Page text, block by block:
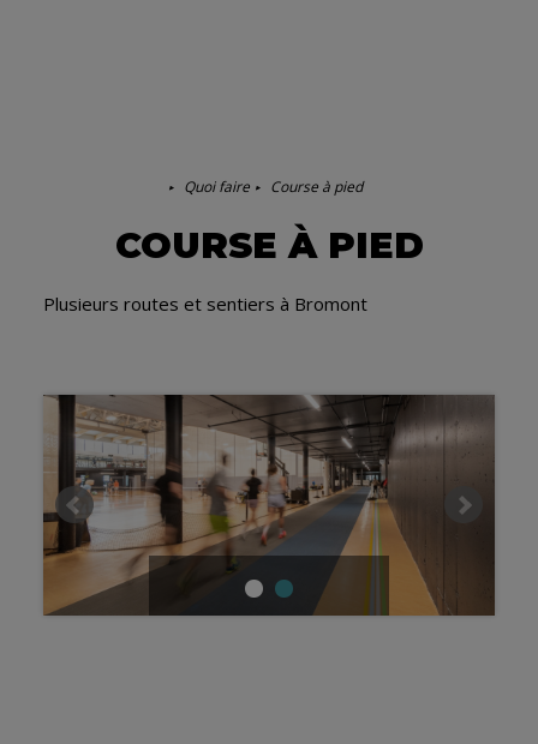
Quoi faire Course à pied
COURSE À PIED
Plusieurs routes et sentiers à Bromont